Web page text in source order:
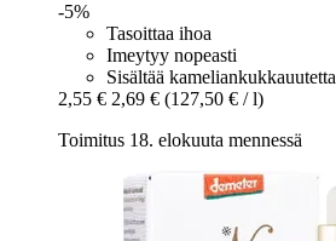
-5%
Tasoittaa ihoa
Imeytyy nopeasti
Sisältää kameliankukkauutetta
2,55 € 2,69 € (127,50 € / l)
Toimitus 18. elokuuta mennessä